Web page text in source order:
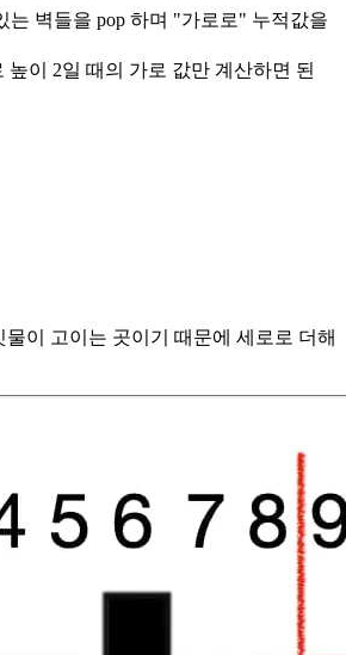
는 벽들을 pop 하며 "가로로" 누적값을
이 2일 때의 가로 값만 계산하면 된
이 고이는 곳이기 때문에 세로로 더해